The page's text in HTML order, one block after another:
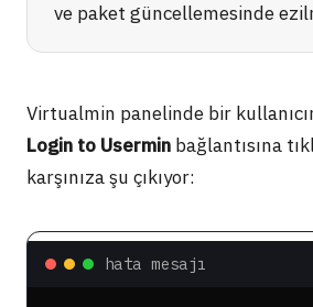
ve paket güncellemesinde
Virtualmin panelinde bir
Login to Usermin bağlantısına
karşınıza şu çıkıyor:
hata mesajı